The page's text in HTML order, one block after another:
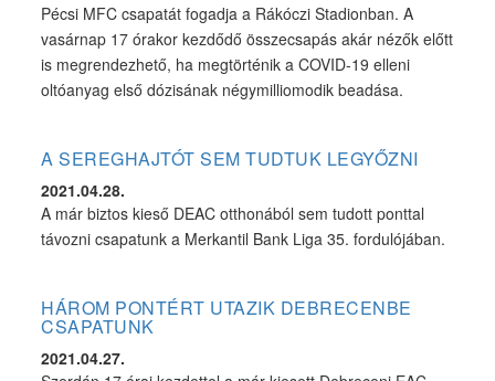
Pécsi MFC csapatát fogadja a Rákóczi Stadionban. A
vasárnap 17 órakor kezdődő összecsapás akár nézők előtt
is megrendezhető, ha megtörténik a COVID-19 elleni
oltóanyag első dózisának négymilliomodik beadása.
A SEREGHAJTÓT SEM TUDTUK LEGYŐZNI
2021.04.28.
A már biztos kieső DEAC otthonából sem tudott ponttal
távozni csapatunk a Merkantil Bank Liga 35. fordulójában.
HÁROM PONTÉRT UTAZIK DEBRECENBE
CSAPATUNK
2021.04.27.